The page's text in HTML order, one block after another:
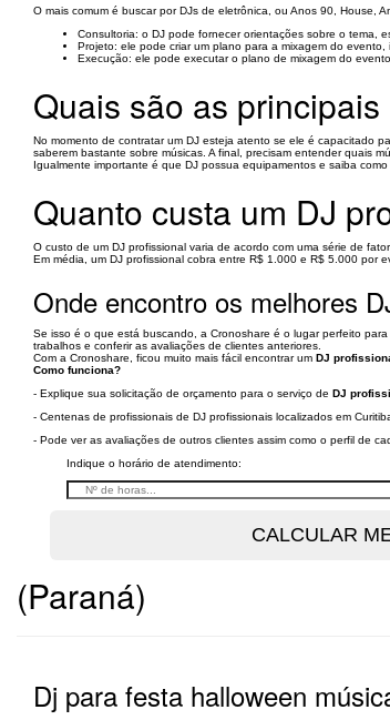
O mais comum é buscar por DJs de eletrônica, ou Anos 90, House,
Consultoria: o DJ pode fornecer orientações sobre o tema,
Projeto: ele pode criar um plano para a mixagem do
Execução: ele pode executar o plano de mixagem do
Quais são as
No momento de contratar um DJ esteja atento se ele é capacitado
saberem bastante sobre músicas. A final, precisam entender quais
Igualmente importante é que DJ possua equipamentos e saiba
Quanto custa um DJ
O custo de um DJ profissional varia de acordo com uma série de
Em média, um DJ profissional cobra entre R$ 1.000 e R$ 5.000 por
Onde encontro os melhores
Se isso é o que está buscando, a Cronoshare é o lugar perfeito
trabalhos e conferir as avaliações de clientes anteriores.
Com a Cronoshare, ficou muito mais fácil encontrar um DJ
Como funciona?
- Explique sua solicitação de orçamento para o serviço de DJ
- Centenas de profissionais de DJ profissionais localizados em
- Pode ver as avaliações de outros clientes assim como o perfil de
Indique o horário de atendimento:
(Paraná)
Dj para festa halloween